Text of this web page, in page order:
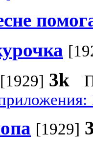
[1929] 3k
[1929]